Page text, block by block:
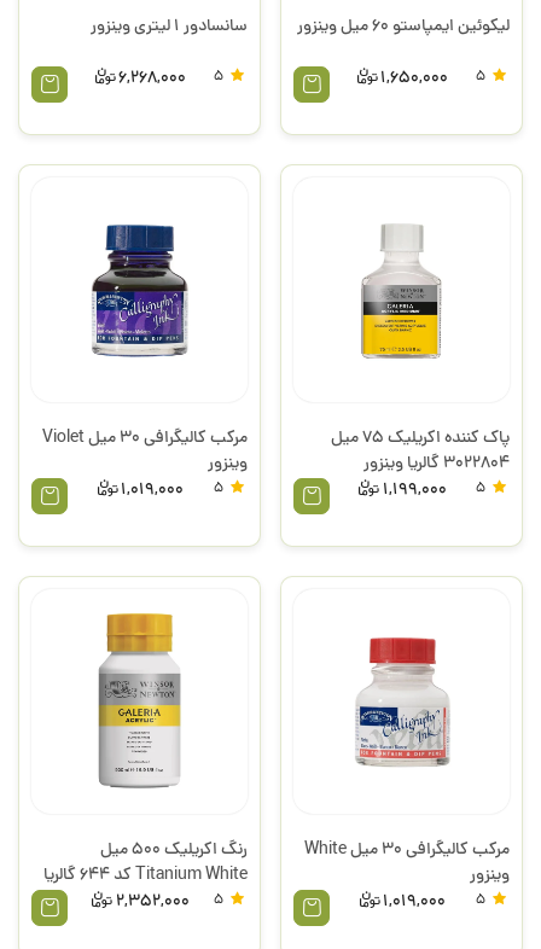
لیکوئین ایمپاستو 60 میل وینزور
1,650,000
سانسادور 1 لیتری وینزور
6,268,000
پاک کننده اکریلیک 75 میل
3022804 گالریا وینزور
1,199,000
مرکب کالیگرافی 30 میل Violet
وینزور
1,019,000
مرکب کالیگرافی 30 میل White
وینزور
1,019,000
رنگ اکریلیک 500 میل
Titanium White کد 644 گالریا
وینزور
2,352,000